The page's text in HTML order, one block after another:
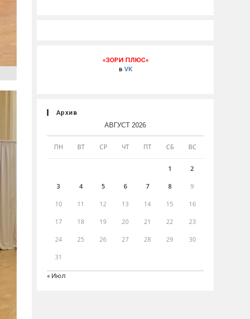
«ЗОРИ ПЛЮС»
в VK
Архив
АВГУСТ 2026
ПН ВТ СР ЧТ ПТ СБ ВС
1 2
3 4 5 6 7 8 9
10 11 12 13 14 15 16
17 18 19 20 21 22 23
24 25 26 27 28 29 30
31
« Июл